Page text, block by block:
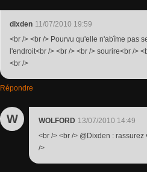
dixden 11/07/2010 19:59
<br /> <br /> Pourvu qu'elle n'abîme pas
l'endroit<br /> <br /> <br /> sourire<br />
<br />
Répondre
W WOLFORD 13/07/2010 14:49
<br /> <br /> @Dixden :
/>